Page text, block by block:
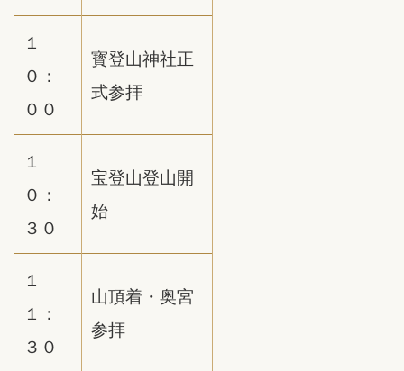
１
０：
００
寳登山神社正
式参拝
１
０：
３０
宝登山登山開
始
１
１：
３０
山頂着・奥宮
参拝